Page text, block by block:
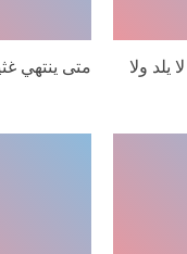
يلد ولا
متى ينتهي